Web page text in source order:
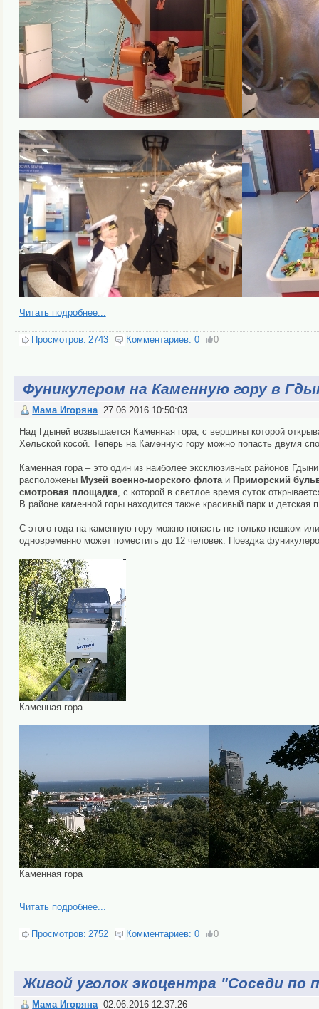
Читать подробнее...
Просмотров: 2743 Комментариев: 0 0
Фуникулером на Каменную гору в
Мама Игоряна 27.06.2016 10:50:03
Над Гдыней возвышается Каменная гора, с вершины которой
Хельской косой. Теперь на Каменную гору можно попасть двумя
Каменная гора – это один из наиболее эксклюзивных районов
расположены Музей военно-морского флотаи Приморский
смотровая площадка, с которой в светлое время суток
В районе каменной горы находится также красивый парк и детская
С этого года на каменную гору можно попасть не только пешком
одновременно может поместить до 12 человек. Поездка
Каменная гора
Каменная гора
Читать подробнее...
Просмотров: 2752 Комментариев: 0 0
Живой уголок экоцентра "Соседи по
Мама Игоряна 02.06.2016 12:37:26